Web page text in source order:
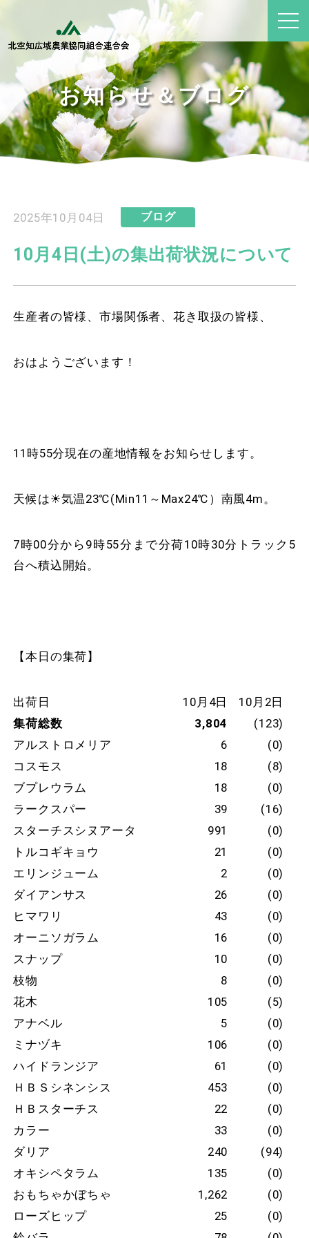
お知らせ＆ブログ
2025年10月04日 ブログ
10月4日(土)の集出荷状況について
生産者の皆様、市場関係者、花き取扱の皆様、
おはようございます！
11時55分現在の産地情報をお知らせします。
天候は☀気温23℃(Min11～Max24℃）南風4m。
7時00分から9時55分まで分荷10時30分トラック5
台へ積込開始。
【本日の集荷】
出荷日 10月4日
10月2日
集荷総数
3,804
(123)
アルストロメリア
6
(0)
コスモス
18
(8)
ブプレウラム
18
(0)
ラークスパー
39
(16)
スターチスシヌアータ
991
(0)
トルコギキョウ
21
(0)
エリンジューム
2
(0)
ダイアンサス
26
(0)
ヒマワリ
43
(0)
オーニソガラム
16
(0)
スナップ
10
(0)
枝物
8
(0)
花木
105
(5)
アナベル
5
(0)
ミナヅキ
106
(0)
ハイドランジア
61
(0)
ＨＢＳシネンシス
453
(0)
ＨＢスターチス
22
(0)
カラー
33
(0)
ダリア
240
(94)
オキシペタラム
135
(0)
おもちゃかぼちゃ
1,262
(0)
ローズヒップ
25
(0)